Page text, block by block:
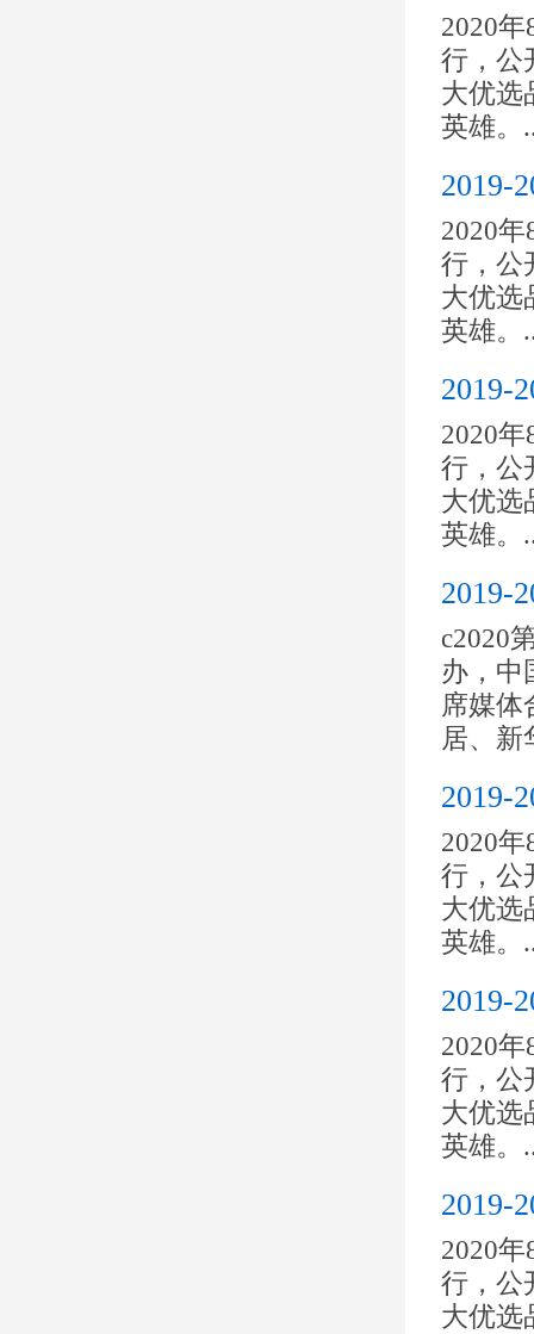
2020
行，公
大优选
英雄。
2019-
2020
行，公
大优选
英雄。
2019-
2020
行，公
大优选
英雄。
2019-
c2020
办，中
席媒体
居、新
2019-
2020
行，公
大优选
英雄。
2019-
2020
行，公
大优选
英雄。
2019-
2020
行，公
大优选